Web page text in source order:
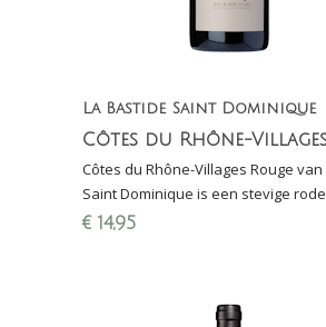
La Bastide Saint Dominique
Côtes du Rhône-
Côtes du Rhône-Villages Rouge van
Saint Dominique is een stevige
afkomstig van wijngaarden net
€ 14,95